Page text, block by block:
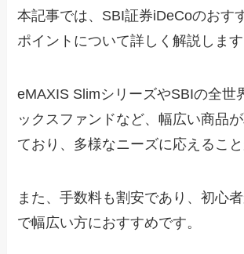
本記事では、SBI証券iDeCoのおす
ポイントについて詳しく解説します
eMAXIS SlimシリーズやSBIの全世
ックスファンドなど、幅広い商品
ており、多様なニーズに応えること
また、手数料も割安であり、初心
で幅広い方におすすめです。